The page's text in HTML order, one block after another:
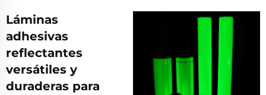
Láminas
adhesivas
reflectantes
versátiles y
duraderas para